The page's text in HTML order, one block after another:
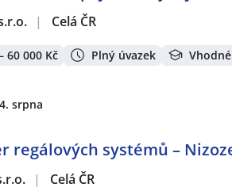
| Celá ČR
60 000 Kč Plný úvazek
srpna
regálových systémů –
| Celá ČR